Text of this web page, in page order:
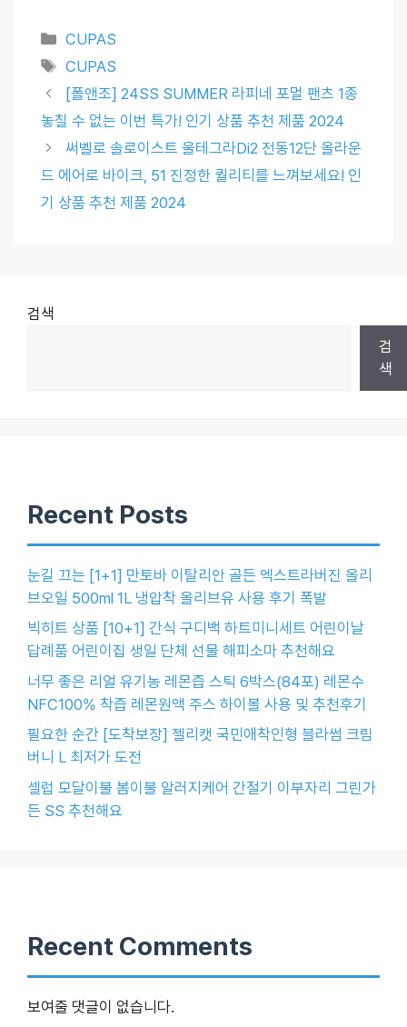
Categories
CUPAS
Tags
CUPAS
[폴앤조] 24SS SUMMER 라피네 포멀 팬츠 1종
놓칠 수 없는 이번 특가! 인기 상품 추천 제품 2024
써벨로 솔로이스트 울테그라Di2 전동12단 올라운
드 에어로 바이크, 51 진정한 퀄리티를 느껴보세요! 인
기 상품 추천 제품 2024
검색
검
색
Recent Posts
눈길 끄는 [1+1] 만토바 이탈리안 골든 엑스트라버진 올리
브오일 500ml 1L 냉압착 올리브유 사용 후기 폭발
빅히트 상품 [10+1] 간식 구디백 하트미니세트 어린이날
답례품 어린이집 생일 단체 선물 해피소마 추천해요
너무 좋은 리얼 유기농 레몬즙 스틱 6박스(84포) 레몬수
NFC100% 착즙 레몬원액 주스 하이볼 사용 및 추천후기
필요한 순간 [도착보장] 젤리캣 국민애착인형 블라썸 크림
버니 L 최저가 도전
셀럽 모달이불 봄이불 알러지케어 간절기 이부자리 그린가
든 SS 추천해요
Recent Comments
보여줄 댓글이 없습니다.